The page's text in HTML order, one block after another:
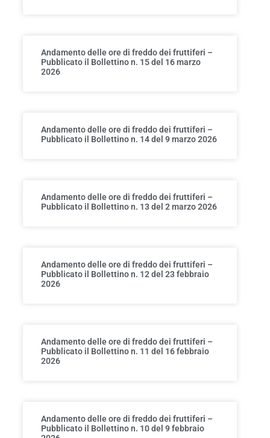
Andamento delle ore di freddo dei fruttiferi –
Pubblicato il Bollettino n. 15 del 16 marzo
2026
Andamento delle ore di freddo dei fruttiferi –
Pubblicato il Bollettino n. 14 del 9 marzo 2026
Andamento delle ore di freddo dei fruttiferi –
Pubblicato il Bollettino n. 13 del 2 marzo 2026
Andamento delle ore di freddo dei fruttiferi –
Pubblicato il Bollettino n. 12 del 23 febbraio
2026
Andamento delle ore di freddo dei fruttiferi –
Pubblicato il Bollettino n. 11 del 16 febbraio
2026
Andamento delle ore di freddo dei fruttiferi –
Pubblicato il Bollettino n. 10 del 9 febbraio